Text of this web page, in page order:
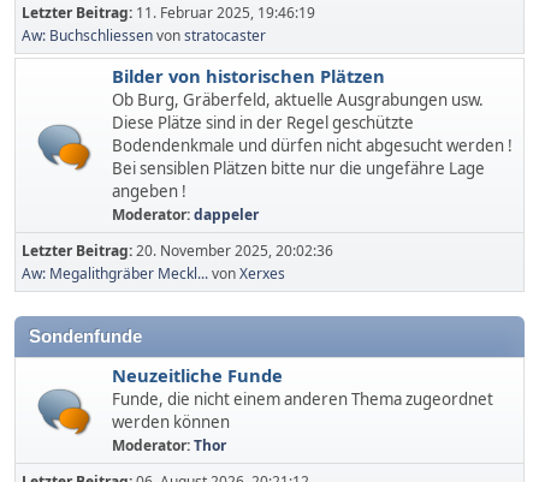
Letzter Beitrag: 11. Februar 2025, 19:46:19
Aw: Buchschliessenvonstratocaster
Bilder von historischen Plätzen
Ob Burg, Gräberfeld, aktuelle Ausgrabungen usw.
Diese Plätze sind in der Regel geschützte
Bodendenkmale und dürfen nicht abgesucht werden !
Bei sensiblen Plätzen bitte nur die ungefähre Lage
angeben !
Moderator:dappeler
Letzter Beitrag:20. November 2025, 20:02:36
Aw: Megalithgräber Meckl...vonXerxes
Sondenfunde
Neuzeitliche Funde
Funde, die nicht einem anderen Thema zugeordnet
werden können
Moderator:Thor